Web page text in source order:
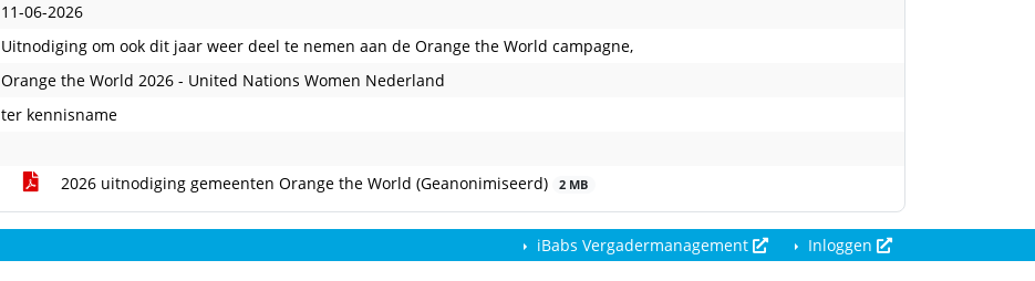
11-06-2026
Uitnodiging om ook dit jaar weer deel te nemen aan de Orange the World campagne,
Orange the World 2026 - United Nations Women Nederland
ter kennisname
2026 uitnodiging gemeenten Orange the World (Geanonimiseerd) 2 MB
iBabs Vergadermanagement Inloggen